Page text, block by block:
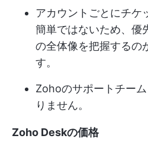
アカウントごとにチケ
簡単ではないため、優
の全体像を把握するの
す。
Zohoのサポートチー
りません。
Zoho Deskの価格